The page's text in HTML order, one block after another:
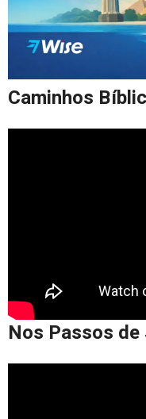
Caminhos
Nos Passos